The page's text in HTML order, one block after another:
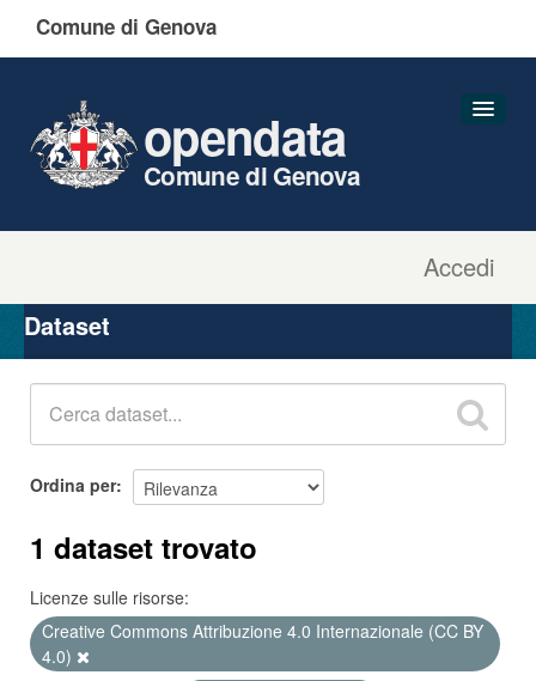
Comune di Genova
Accedi
opendata
Comune di Genova
Organizzazioni
Gruppi
Dataset
Ordina per
1 dataset trovato
Licenze sulle risorse:
Creative Commons Attribuzione 4.0 Internazionale (CC BY
4.0)